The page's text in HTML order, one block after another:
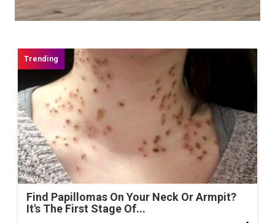
Find Papillomas On Your Neck Or Armpit?
It's The First Stage Of...